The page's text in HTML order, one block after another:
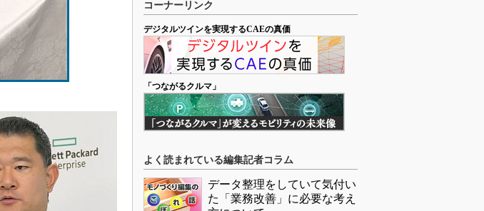
コーナーリンク
デジタルツインを実現するCAEの真価
「つながるクルマ」
よく読まれている編集記者コラム
データ整理をしていて気付い
た「業務改善」に必要な考え